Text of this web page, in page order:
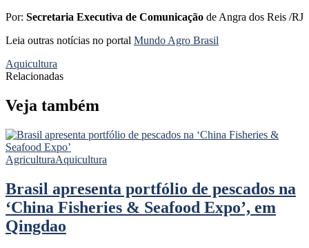
Por: Secretaria Executiva de Comunicação de Angra dos Reis /RJ
Leia outras notícias no portal Mundo Agro Brasil
Aquicultura
Relacionadas
Veja também
AgriculturaAquicultura
Brasil apresenta portfólio de pescados na
‘China Fisheries & Seafood Expo’, em
Qingdao